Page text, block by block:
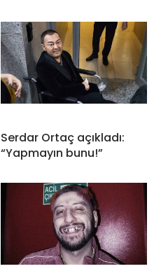
Serdar Ortaç açıkladı:
“Yapmayın bunu!”